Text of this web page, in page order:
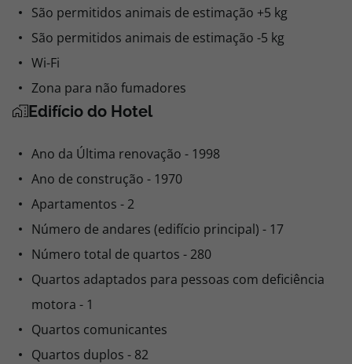
São permitidos animais de estimação +5 kg
São permitidos animais de estimação -5 kg
Wi-Fi
Zona para não fumadores
Edifício do Hotel
Ano da Última renovação - 1998
Ano de construção - 1970
Apartamentos - 2
Número de andares (edifício principal) - 17
Número total de quartos - 280
Quartos adaptados para pessoas com deficiência
motora - 1
Quartos comunicantes
Quartos duplos - 82